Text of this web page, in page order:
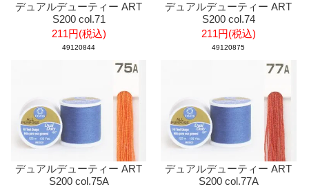
デュアルデューティー ART
S200 col.71
211円(税込)
49120844
デュアルデューティー ART
S200 col.74
211円(税込)
49120875
デュアルデューティー ART
S200 col.75A
デュアルデューティー ART
S200 col.77A